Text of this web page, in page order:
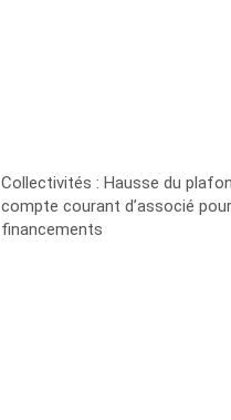
Collectivités : Hausse du
compte courant d’associé
financements